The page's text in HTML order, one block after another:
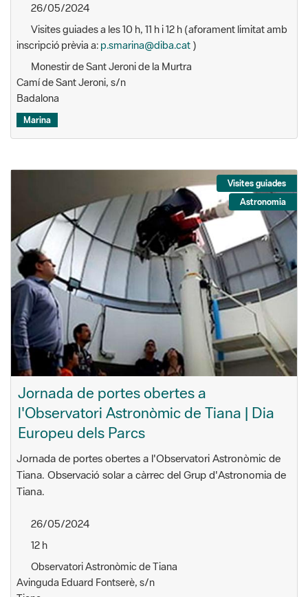
26/05/2024
Visites guiades a les 10 h, 11 h i 12 h (aforament limitat amb
inscripció prèvia a: p.smarina@diba.cat )
Monestir de Sant Jeroni de la Murtra
Camí de Sant Jeroni, s/n
Badalona
Marina
Visites guiades
Astronomia
Jornada de portes obertes a
l'Observatori Astronòmic de Tiana | Dia
Europeu dels Parcs
Jornada de portes obertes a l'Observatori Astronòmic de
Tiana. Observació solar a càrrec del Grup d'Astronomia de
Tiana.
26/05/2024
12 h
Observatori Astronòmic de Tiana
Avinguda Eduard Fontserè, s/n